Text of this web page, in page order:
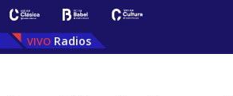
Radios